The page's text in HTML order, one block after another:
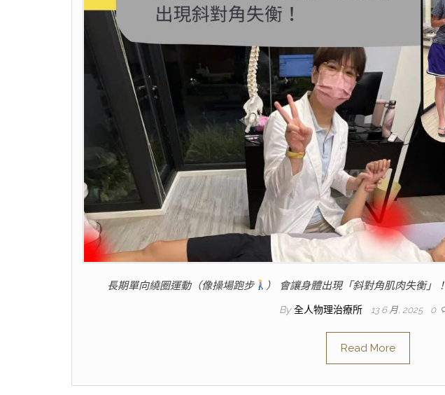
長期單向繞圈運動（像操場跑步 ） 會讓身體出現「斜對角肌肉失衡」！
By 全人物理治療所 13 6 月, 2025 0
Read More